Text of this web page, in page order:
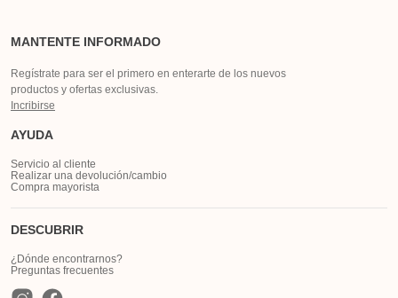
MANTENTE INFORMADO
Regístrate para ser el primero en enterarte de los nuevos
productos y ofertas exclusivas.
Incribirse
AYUDA
Servicio al cliente
Realizar una devolución/cambio
Compra mayorista
DESCUBRIR
¿Dónde encontrarnos?
Preguntas frecuentes